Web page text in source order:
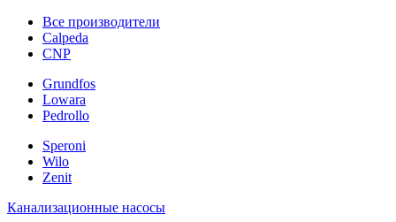
Все производители
Calpeda
CNP
Grundfos
Lowara
Pedrollo
Speroni
Wilo
Zenit
Канализационные насосы